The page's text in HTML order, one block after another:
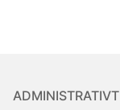
ADMINISTRATIVT